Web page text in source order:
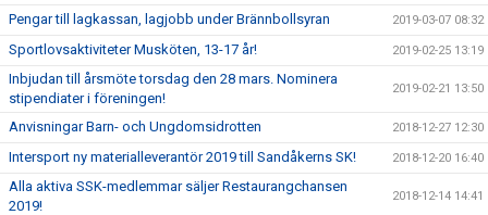
Pengar till lagkassan, lagjobb under Brännbollsyran 2019-03-07 08:32
Sportlovsaktiviteter Musköten, 13-17 år! 2019-02-25 13:19
Inbjudan till årsmöte torsdag den 28 mars. Nominera
stipendiater i föreningen!
2019-02-21 13:50
Anvisningar Barn- och Ungdomsidrotten 2018-12-27 12:30
Intersport ny materialleverantör 2019 till Sandåkerns SK! 2018-12-20 16:40
Alla aktiva SSK-medlemmar säljer Restaurangchansen
2019!
2018-12-14 14:41